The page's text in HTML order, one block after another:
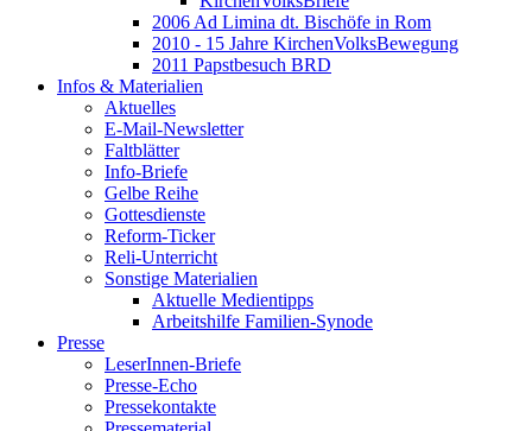
2006 Ad Limina dt. Bischöfe in Rom
2010 - 15 Jahre KirchenVolksBewegung
2011 Papstbesuch BRD
Infos & Materialien
Aktuelles
E-Mail-Newsletter
Faltblätter
Info-Briefe
Gelbe Reihe
Gottesdienste
Reform-Ticker
Reli-Unterricht
Sonstige Materialien
Aktuelle Medientipps
Arbeitshilfe Familien-Synode
Presse
LeserInnen-Briefe
Presse-Echo
Pressekontakte